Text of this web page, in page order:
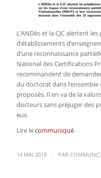
L’ANDès et la CJC alertent
d’établissements
d’une reconnaissance
National des Certifications
recommandent de
du doctorat dans
proposés. Il en va de la
docteurs sans préjuger des
eux.
Lire lecommuniqué.
14 MAI 2018 / PAR